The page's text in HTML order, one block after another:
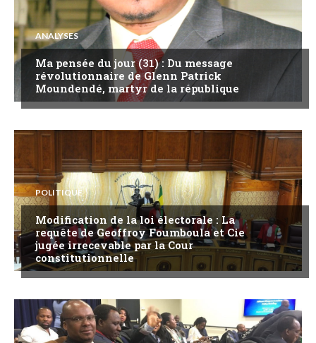
ANALYSES
Ma pensée du jour (31) : Du message
révolutionnaire de Glenn Patrick
Moundendé, martyr de la république
POLITIQUE
Modification de la loi électorale : La
requête de Geoffroy Foumboula et Cie
jugée irrecevable par la Cour
constitutionnelle